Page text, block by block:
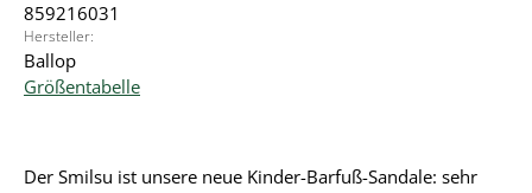
859216031
Hersteller:
Ballop
Größentabelle
Der Smilsu ist unsere neue Kinder-Barfuß-Sandale: sehr